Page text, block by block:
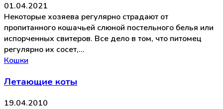
01.04.2021
Некоторые хозяева регулярно страдают от
пропитанного кошачьей слюной постельного белья или
испорченных свитеров. Все дело в том, что питомец
регулярно их сосет,…
Кошки
Летающие коты
19.04.2010